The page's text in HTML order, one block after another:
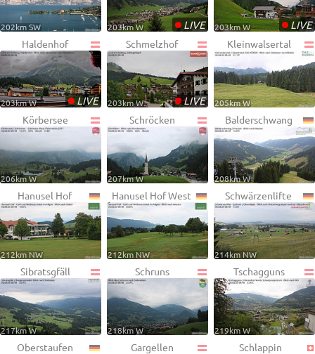
202km SW •LIVE
203km W •LIVE
203km W
Haldenhof
•LIVE
203km W
Schmelzhof
•LIVE
203km W
Kleinwalsertal
205km W
Körbersee
206km W
Schröcken
207km W
Balderschwang
208km W
Hanusel Hof
212km NW
Hanusel Hof West
212km NW
Schwärzenlifte
214km NW
Sibratsgfäll
217km W
Schruns
218km W
Tschagguns
219km W
Oberstaufen Gargellen Schlappin